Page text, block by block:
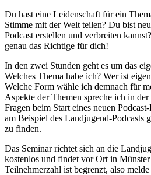
Du hast eine Leidenschaft für ein
Stimme mit der Welt teilen? Du bist
Podcast erstellen und verbreiten
genau das Richtige für dich!
In den zwei Stunden geht es um das
Welches Thema habe ich? Wer ist
Welche Form wähle ich demnach für
Aspekte der Themen spreche ich in
Fragen beim Start eines neuen
am Beispiel des Landjugend-Podcasts
zu finden.
Das Seminar richtet sich an die
kostenlos und findet vor Ort in
Teilnehmerzahl ist begrenzt, also